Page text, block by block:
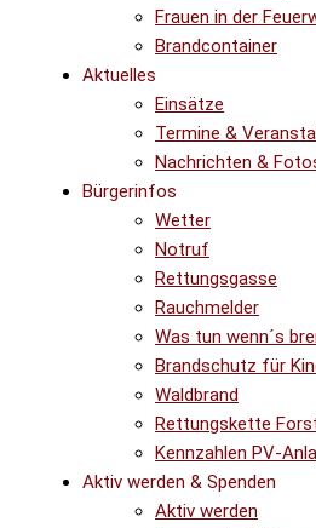
Frauen in der
Brandcontainer
Aktuelles
Einsätze
Termine &
Nachrichten &
Bürgerinfos
Wetter
Notruf
Rettungsgasse
Rauchmelder
Was tun wenn´s
Brandschutz für
Waldbrand
Rettungskette
Kennzahlen PV-
Aktiv werden & Spenden
Aktiv werden